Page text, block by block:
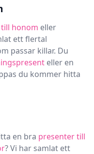
honom eller
ett flertal
passar killar. Du
eller en
du kommer hitta
en bra presenter till
? Vi har samlat ett